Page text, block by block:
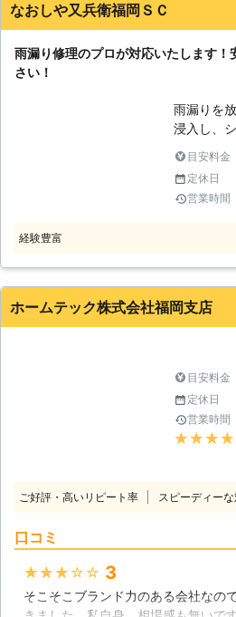
しての知
なおしや又兵衛福岡ＳＣ
雨漏り修理のプロが対応いたします！
さい！
雨漏りを
浸入し、
らせます
ものです
漏りは早
いりまし
でお客様
てご依頼
ラブルで
箇所でも
足いただ
目安料金
定休日
営業時間
経験豊富
ホームテック株式会社福岡支店
目安料金
定休日
営業時間
ご好評・高いリピート率 スピーディー
口コミ
★★★★★ 3
そこそこブランド力のある会社なの